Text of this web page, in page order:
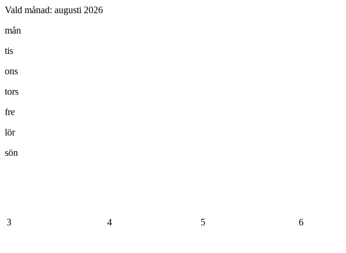
Vald månad: augusti 2026
mån
tis
ons
tors
fre
lör
sön
3 4 5 6